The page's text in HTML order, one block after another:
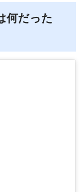
何だった